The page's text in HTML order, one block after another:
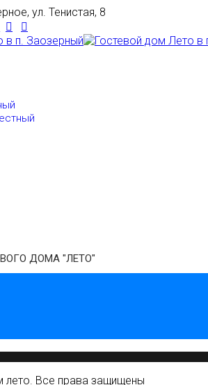
ул. Тенистая, 8
ДОМА "ЛЕТО"
лето. Все права защищены